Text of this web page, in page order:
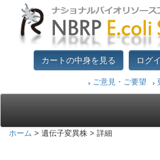
カートの中身を見る ログ
ご意見・ご要望
ホーム > 遺伝子変異株 > 詳細